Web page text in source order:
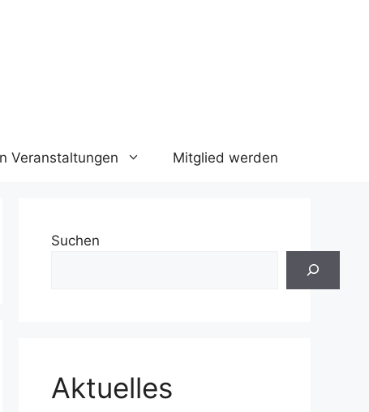
Veranstaltungen Mitglied werden
Suchen
Aktuelles